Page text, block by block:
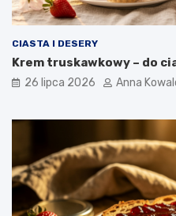
CIASTA I DESERY
Krem truskawkowy – do
26 lipca 2026 Anna